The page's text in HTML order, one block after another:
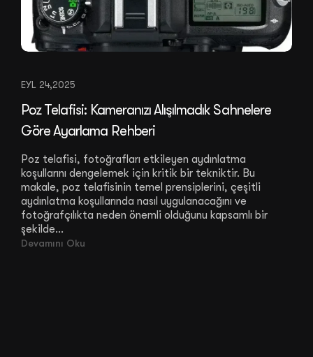
EYL 24,2025
Poz Telafisi: Kameranızı Alışılmadık Sahnelere
Göre Ayarlama Rehberi
Poz telafisi, fotoğrafları etkileyen aydınlatma
koşullarını dengelemek için kritik bir tekniktir. Bu
makale, poz telafisinin temel prensiplerini, çeşitli
aydınlatma koşullarında nasıl uygulanacağını ve
fotoğrafçılıkta neden önemli olduğunu kapsamlı bir
şekilde...
Devamını Oku